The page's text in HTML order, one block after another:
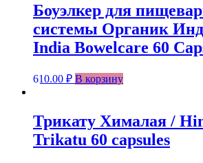
Боуэлкер для
системы Органик
India Bowelcare 60
610.00 ₽ В корзину
Трикату Хималая /
Trikatu 60 capsules